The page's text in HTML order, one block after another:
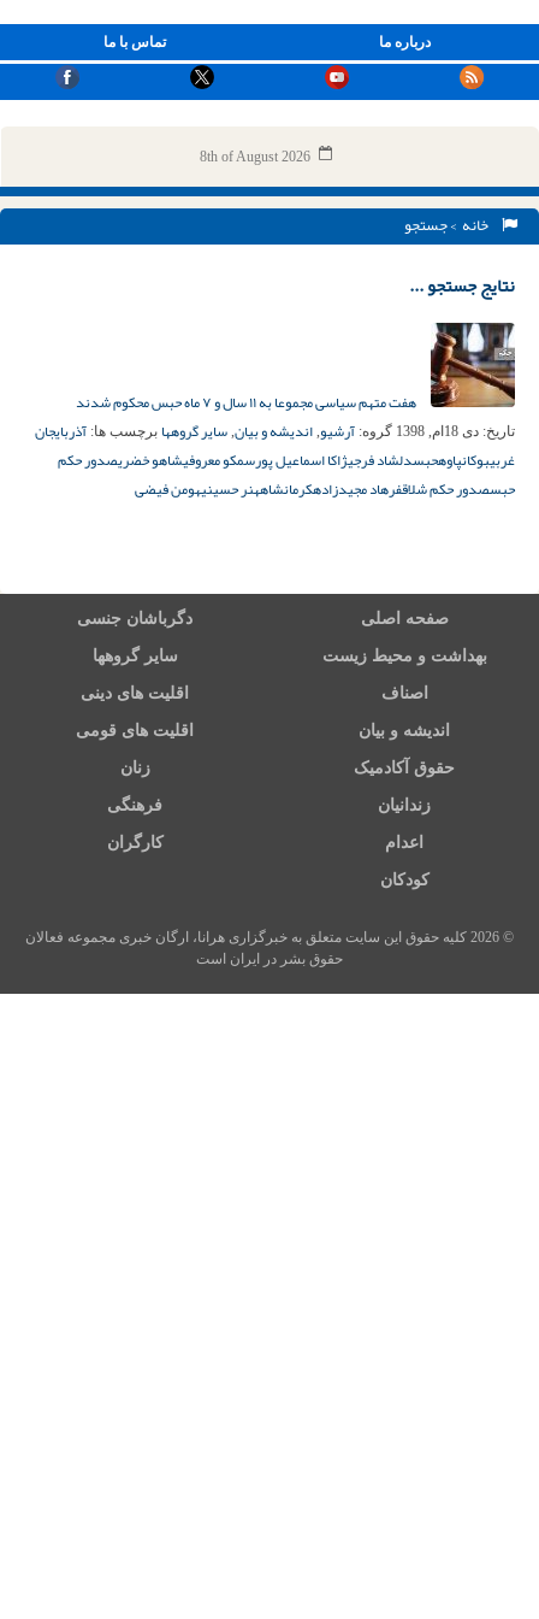
تماس با ما درباره ما
8th of August 2026
خانه > جستجو
نتایج جستجو ...
هفت متهم سیاسی مجموعا به ۱۱ سال و ۷ ماه حبس محکوم شدند
تاریخ: دی 18ام, 1398 گروه: آرشیو, اندیشه و بیان, سایر گروهها برچسب ها: آذربایجان
غربیبوکانپاوهحبسدلشاد فرجیژاکا اسماعیل پورسمکو معروفیشاهو خضریصدور حکم
حبسصدور حکم شلاقفرهاد مجیدزادهکرمانشاههنر حسینیهومن فیضی
صفحه اصلی دگرباشان جنسی
بهداشت و محیط زیست سایر گروهها
اصناف اقلیت های دینی
اندیشه و بیان اقلیت های قومی
حقوق آکادمیک زنان
زندانیان فرهنگی
اعدام کارگران
کودکان
© 2026 کلیه حقوق این سایت متعلق به خبرگزاری هرانا، ارگان خبری مجموعه فعالان
حقوق بشر در ایران است